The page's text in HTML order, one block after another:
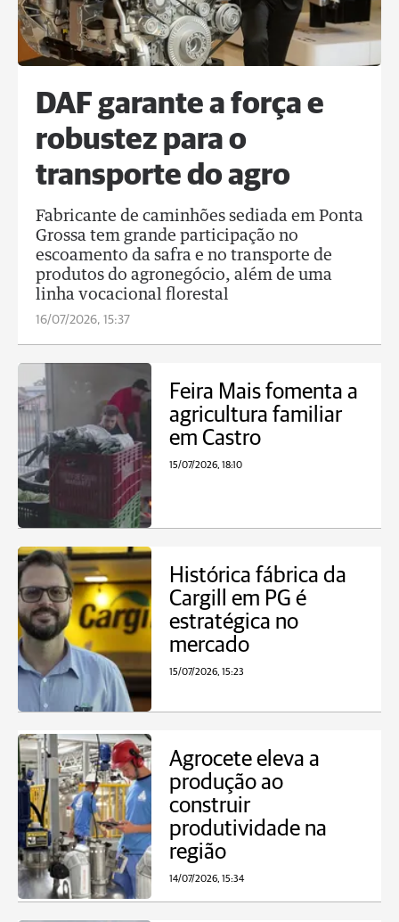
DAF garante a força e
robustez para o
transporte do agro
Fabricante de caminhões sediada em Ponta
Grossa tem grande participação no
escoamento da safra e no transporte de
produtos do agronegócio, além de uma
linha vocacional florestal
16/07/2026, 15:37
Feira Mais fomenta a
agricultura familiar
em Castro
15/07/2026, 18:10
Histórica fábrica da
Cargill em PG é
estratégica no
mercado
15/07/2026, 15:23
Agrocete eleva a
produção ao
construir
produtividade na
região
14/07/2026, 15:34